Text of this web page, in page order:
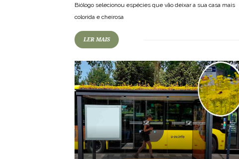
Biólogo selecionou espécies que vão deixar a sua casa mais
colorida e cheirosa
LER MAIS